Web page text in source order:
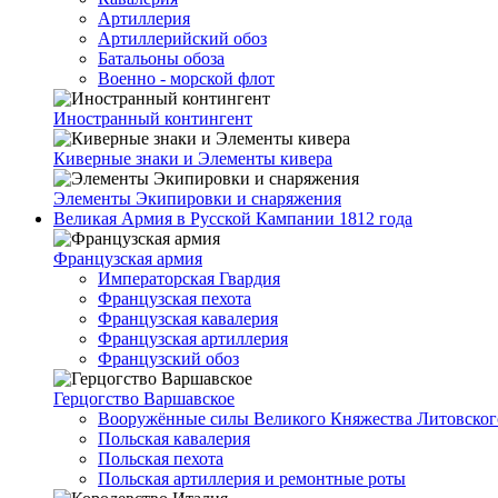
Артиллерия
Артиллерийский обоз
Батальоны обоза
Военно - морской флот
Иностранный контингент
Киверные знаки и Элементы кивера
Элементы Экипировки и снаряжения
Великая Армия в Русской Кампании 1812 года
Французская армия
Императорская Гвардия
Французская пехота
Французская кавалерия
Французская артиллерия
Французский обоз
Герцогство Варшавское
Вооружённые силы Великого Княжества
Польская кавалерия
Польская пехота
Польская артиллерия и ремонтные роты